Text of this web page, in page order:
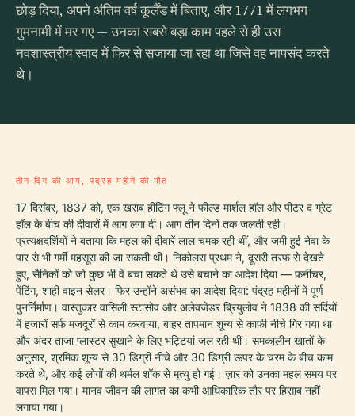
छोड़ दिया, अपने अंतिम वर्ष कूर्लैंड में बिताए, और 1771 में लगभग
गुमनामी में मर गए — उनका सबसे बड़ा काम पहले से ही उस
नवशास्त्रीय स्वाद में फिर से सजाया जा रहा था जिसे वह नापसंद करते
थे।
तीन दिन की आग, पंद्रह महीने की मौत
17 दिसंबर, 1837 को, एक खराब हीटिंग फ्लू ने फील्ड मार्शल हॉल और पीटर द ग्रेट
हॉल के बीच की दीवारों में आग लगा दी। आग तीन दिनों तक जलती रही।
प्रत्यक्षदर्शियों ने बताया कि महल की दीवारें लाल चमक रही थीं, और जमी हुई नेवा के
पार से भी गर्मी महसूस की जा सकती थी। निकोलस प्रथम ने, दूसरी तरफ से देखते
हुए, सैनिकों को जो कुछ भी वे बचा सकते थे उसे बचाने का आदेश दिया — फर्नीचर,
पेंटिंग, शाही वाइन सेलर। फिर उन्होंने असंभव का आदेश दिया: पंद्रह महीनों में पूर्ण
पुनर्निर्माण। वास्तुकार वासिली स्टासोव और अलेक्जेंडर ब्रियुलोव ने 1838 की सर्दियों
में हजारों सर्फ मजदूरों से काम करवाया, बाहर तापमान शून्य से काफी नीचे गिर गया था
और अंदर ताजा प्लास्टर सुखाने के लिए भट्टियां जल रही थीं। समकालीन खातों के
अनुसार, श्रमिक शून्य से 30 डिग्री नीचे और 30 डिग्री ऊपर के चरम के बीच काम
करते थे, और कई लोगों की थर्मल शॉक से मृत्यु हो गई। ज़ार को उनका महल समय पर
वापस मिल गया। मानव जीवन की लागत का कभी आधिकारिक तौर पर हिसाब नहीं
लगाया गया।